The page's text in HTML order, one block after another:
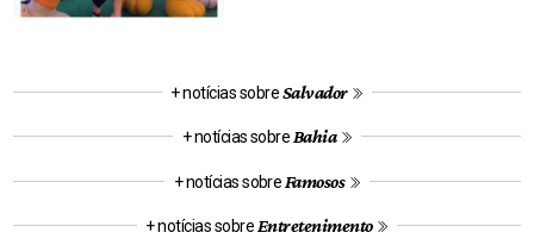
+ notícias sobreSalvador
+ notícias sobre Bahia
+ notícias sobre Famosos
+ notícias sobre Entretenimento